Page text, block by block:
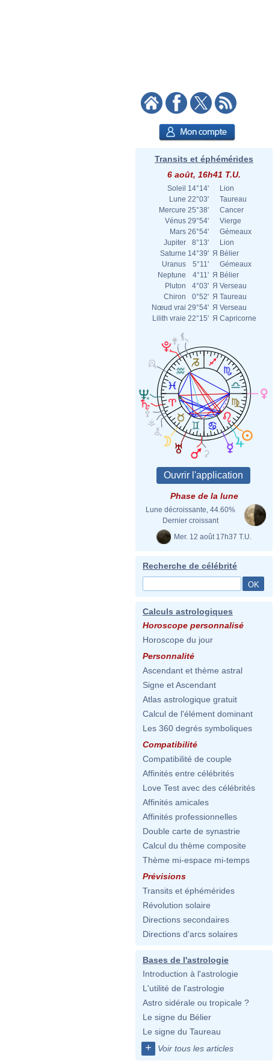
Transits et éphémérides
6 août, 16h41 T.U.
Soleil 14°14'
Lion
Lune 22°03'
Taureau
Mercure 25°38'
Cancer
Vénus 29°54'
Vierge
Mars 26°54'
Gémeaux
Jupiter
8°13'
Lion
Saturne 14°39' Я Bélier
Uranus
5°11'
Gémeaux
Neptune
4°11' Я Bélier
Pluton
4°03' Я Verseau
Chiron
0°52' Я Taureau
Nœud vrai 29°54' Я Verseau
Lilith vraie 22°15' Я Capricorne
Phase de la lune
Lune décroissante, 44.60%
Dernier croissant
Mer. 12 août 17h37 T.U.
Recherche de célébrité
Calculs astrologiques
Horoscope personnalisé
Horoscope du jour
Personnalité
Ascendant et thème astral
Signe et Ascendant
Atlas astrologique gratuit
Calcul de l'élément dominant
Les 360 degrés symboliques
Compatibilité
Compatibilité de couple
Affinités entre célébrités
Love Test avec des célébrités
Affinités amicales
Affinités professionnelles
Double carte de synastrie
Calcul du thème composite
Thème mi-espace mi-temps
Prévisions
Transits et éphémérides
Révolution solaire
Directions secondaires
Directions d'arcs solaires
Bases de l'astrologie
Introduction à l'astrologie
L'utilité de l'astrologie
Astro sidérale ou tropicale ?
Le signe du Bélier
Le signe du Taureau
+ Voir tous les articles